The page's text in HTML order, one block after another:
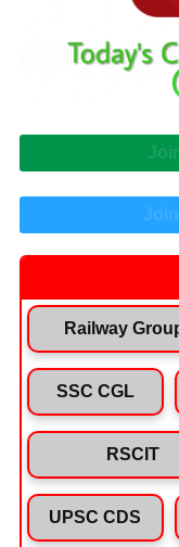
Railway
SSC CGL
RSCIT
UPSC CDS